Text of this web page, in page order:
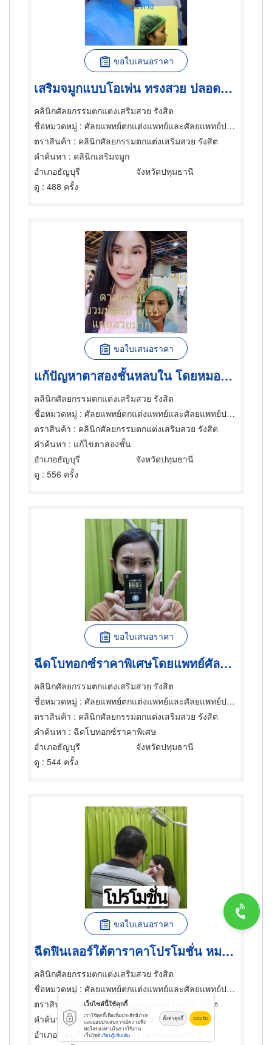
ขอใบเสนอราคา
เสริมจมูกแบบโอเพ่น ทรงสวย ปลอดภัยโดยแพทย์เฉพาะทาง
คลินิกศัลยกรรมตกแต่งเสริมสวย รังสิต
ชื่อหมวดหมู่ : ศัลยแพทย์ตกแต่งแพทย์และศัลยแพทย์ปริญญา
ตราสินค้า : คลินิกศัลยกรรมตกแต่งเสริมสวย รังสิต
คำค้นหา : คลินิกเสริมจมูก
อำเภอธัญบุรี
จังหวัดปทุมธานี
ดู : 488 ครั้ง
ขอใบเสนอราคา
แก้ปัญหาตาสองชั้นหลบใน โดยหมอจำนงค์
คลินิกศัลยกรรมตกแต่งเสริมสวย รังสิต
ชื่อหมวดหมู่ : ศัลยแพทย์ตกแต่งแพทย์และศัลยแพทย์ปริญญา
ตราสินค้า : คลินิกศัลยกรรมตกแต่งเสริมสวย รังสิต
คำค้นหา : แก้ไขตาสองชั้น
อำเภอธัญบุรี
จังหวัดปทุมธานี
ดู : 556 ครั้ง
ขอใบเสนอราคา
ฉีดโบทอกซ์ราคาพิเศษโดยแพทย์ศัลยกรรม
คลินิกศัลยกรรมตกแต่งเสริมสวย รังสิต
ชื่อหมวดหมู่ : ศัลยแพทย์ตกแต่งแพทย์และศัลยแพทย์ปริญญา
ตราสินค้า : คลินิกศัลยกรรมตกแต่งเสริมสวย รังสิต
คำค้นหา : ฉีดโบทอกซ์ราคาพิเศษ
อำเภอธัญบุรี
จังหวัดปทุมธานี
ดู : 544 ครั้ง
ขอใบเสนอราคา
ฉีดฟินเลอร์ใต้ตาราคาโปรโมชั่น หมอจำนงค์
คลินิกศัลยกรรมตกแต่งเสริมสวย รังสิต
ชื่อหมวดหมู่ : ศัลยแพทย์ตกแต่งแพทย์และศัลยแพทย์ปริญญา
ตราสินค้า
: คลินิกศัลยกรรมตกแต่งเสริมสวย รังสิต
คำค้นหา: ฉีดฟิลเลอร์ราคาพิเศษ
อำเภอธัญบุรี
จังหวัดปทุมธานี
เว็บไซต์นี้ใช้คุกกี้
เราใช้คุกกี้เพื่อเพิ่มประสิทธิภาพ
และมอบประสบการณ์ความพึง
พอใจของท่านในการใช้งาน
เว็บไซต์เรียนรู้เพิ่มเติม
ตั้งค่าคุกกี้ ยอมรับ